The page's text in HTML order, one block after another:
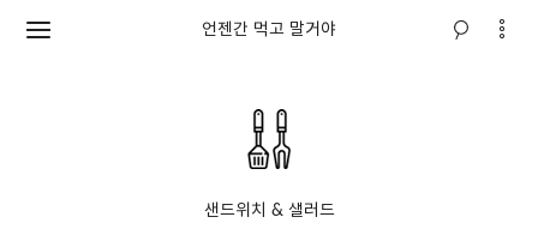
언젠간 먹고 말거야
샌드위치 & 샐러드